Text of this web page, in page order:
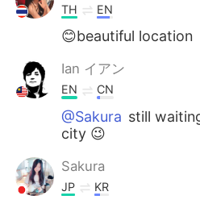
TH EN
😊beautiful location
Ian イアン
EN CN
@Sakura still
city 😉
Sakura
JP KR